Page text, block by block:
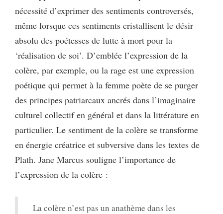
nécessité d’exprimer des sentiments controversés,
même lorsque ces sentiments cristallisent le désir
absolu des poétesses de lutte à mort pour la
‘réalisation de soi’. D’emblée l’expression de la
colère, par exemple, ou la rage est une expression
poétique qui permet à la femme poète de se purger
des principes patriarcaux ancrés dans l’imaginaire
culturel collectif en général et dans la littérature en
particulier. Le sentiment de la colère se transforme
en énergie créatrice et subversive dans les textes de
Plath. Jane Marcus souligne l’importance de
l’expression de la colère :
La colère n’est pas un anathème dans les